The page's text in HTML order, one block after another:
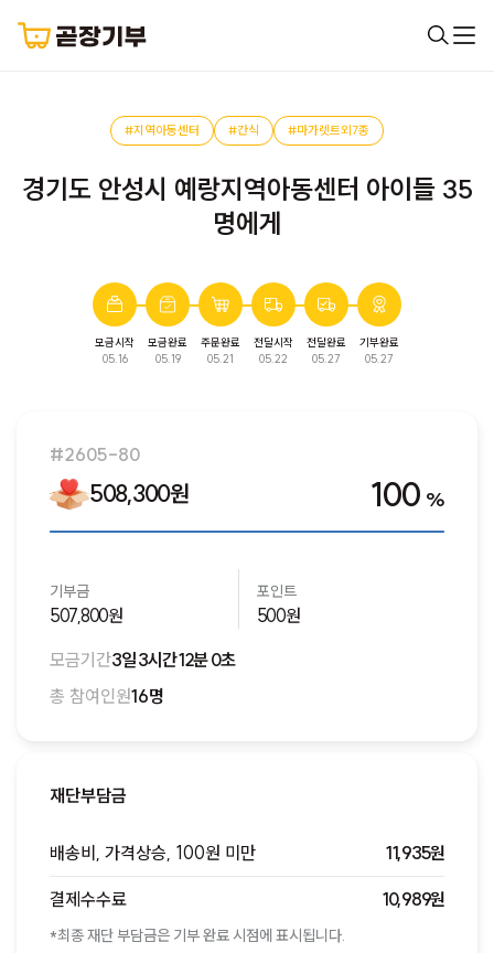
#지역아동센터 #간식 #마가렛트외7종
경기도 안성시 예랑지역아동센터 아이들 35
명에게
모금시작
05.16
모금완료
05.19
주문완료
05.21
전달시작
05.22
전달완료
05.27
기부완료
05.27
완료된 모금입니다. 다음 모금에서 만나요!
#2605-80
508,300원 100 %
기부금
507,800원
포인트
500원
모금기간3일 3시간 12분 0초
총 참여인원16명
재단부담금
배송비, 가격상승, 100원 미만 11,935원
결제수수료 10,989원
*최종 재단 부담금은 기부 완료 시점에 표시됩니다.